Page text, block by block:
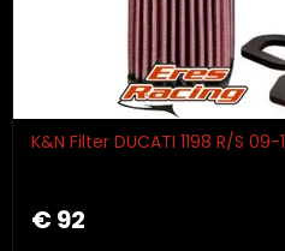
K&N Filter DUCATI 1198 R/S 09-
€ 92